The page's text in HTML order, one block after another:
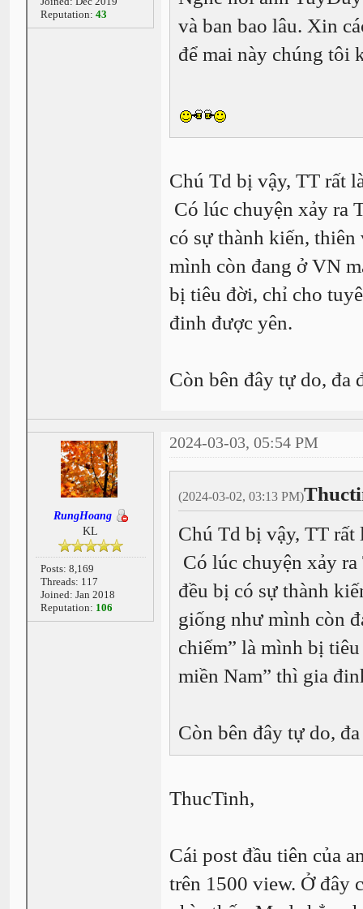
Reputation: 43
và ban bao lâu. Xin
để mai này chúng tôi
Chú Td bị vậy, TT rất
Có lúc chuyện xảy ra
có sự thành kiến,
mình còn đang ở VN
bị tiêu đời, chỉ cho
đinh được yên.
Còn bên đây tự do, đa
RungHoang
KL
Posts: 8,169
Threads: 117
Joined: Jan 2018
Reputation: 106
2024-03-03, 05:54 PM
(2024-03-02, 03:13 PM)
Chú Td bị vậy, TT rất
Có lúc chuyện xảy
đều bị có sự thành
giống như mình còn
chiếm” là mình bị
miền Nam” thì gia
Còn bên đây tự do,
ThucTinh,
Cái post đầu tiên của
trên 1500 view. Ở đây